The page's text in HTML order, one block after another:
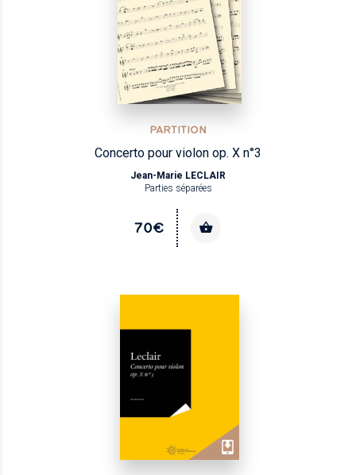
PARTITION
Concerto pour violon op. X n°3
Jean-Marie LECLAIR
Parties séparées
70€